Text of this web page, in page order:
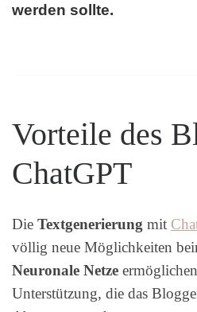
werden sollte.
Vorteile des
ChatGPT
Die Textgenerierung mit
völlig neue Möglichkeiten
Neuronale Netze
Unterstützung, die das